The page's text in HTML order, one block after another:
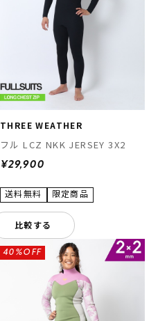
THREE WEATHER
フル LCZ NKK JERSEY 3X2
¥29,900
比較する
40%OFF